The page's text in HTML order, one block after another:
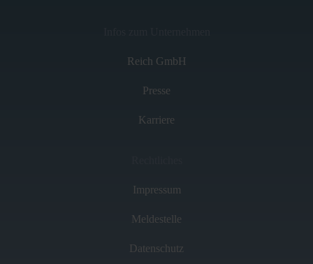
Reich GmbH
Presse
Karriere
Impressum
Meldestelle
Datenschutz